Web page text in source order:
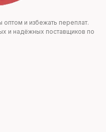
оптом и избежать переплат.
и надёжных поставщиков по